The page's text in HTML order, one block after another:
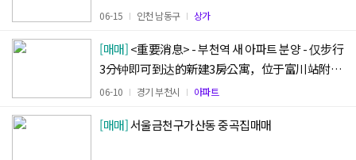
06-15 인천 남동구 상가
[매매]
3分钟即可到达的新建3房公寓，位于富川站附
近，提供分销(댓글+1)
06-10 경기 부천시 아파트
[매매]서울금천구가산동 중곡집매매